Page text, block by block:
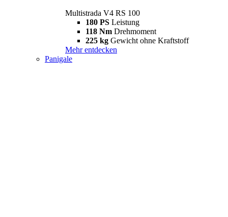
Multistrada V4 RS 100
180 PS Leistung
118 Nm Drehmoment
225 kg Gewicht ohne Kraftstoff
Mehr entdecken
Panigale